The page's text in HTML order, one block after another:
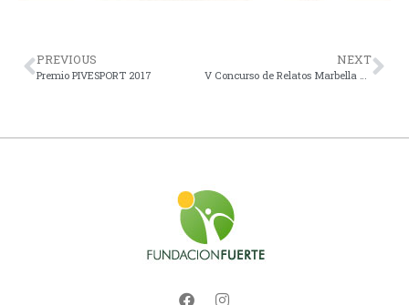
PREVIOUS
Premio PIVESPORT 2017
NEXT
V Concurso de Relatos Marbella Activa